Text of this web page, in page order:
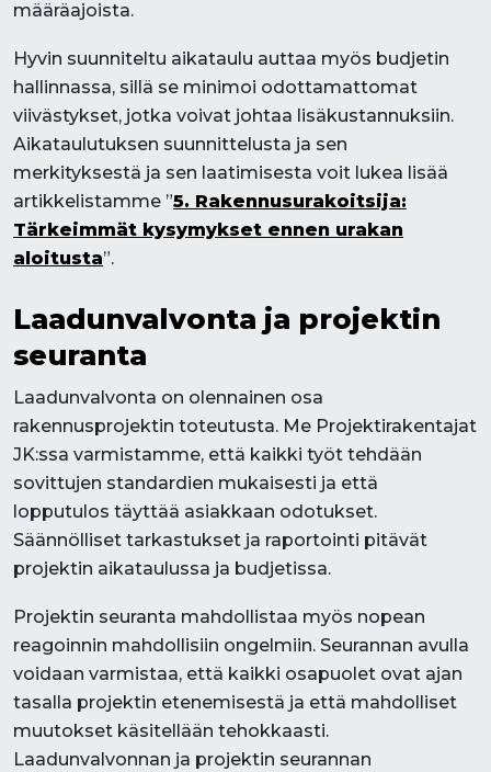
määräajoista.
Hyvin suunniteltu aikataulu auttaa myös budjetin
hallinnassa, sillä se minimoi odottamattomat
viivästykset, jotka voivat johtaa lisäkustannuksiin.
Aikataulutuksen suunnittelusta ja sen
merkityksestä ja sen laatimisesta voit lukea lisää
artikkelistamme ”5. Rakennusurakoitsija:
Tärkeimmät kysymykset ennen urakan
aloitusta”.
Laadunvalvonta ja projektin
seuranta
Laadunvalvonta on olennainen osa
rakennusprojektin toteutusta. Me Projektirakentajat
JK:ssa varmistamme, että kaikki työt tehdään
sovittujen standardien mukaisesti ja että
lopputulos täyttää asiakkaan odotukset.
Säännölliset tarkastukset ja raportointi pitävät
projektin aikataulussa ja budjetissa.
Projektin seuranta mahdollistaa myös nopean
reagoinnin mahdollisiin ongelmiin. Seurannan avulla
voidaan varmistaa, että kaikki osapuolet ovat ajan
tasalla projektin etenemisestä ja että mahdolliset
muutokset käsitellään tehokkaasti.
Laadunvalvonnan ja projektin seurannan